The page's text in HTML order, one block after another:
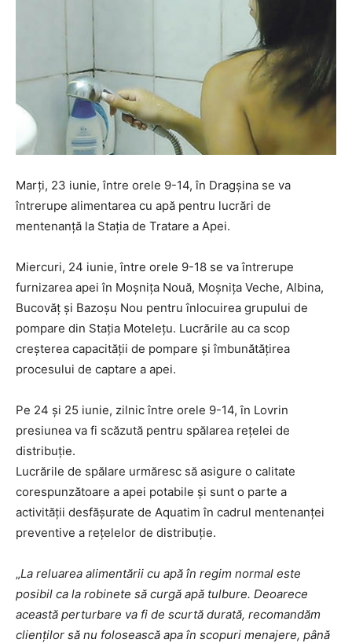
Marți, 23 iunie, între orele 9-14, în Dragșina se va
întrerupe alimentarea cu apă pentru lucrări de
mentenanță la Stația de Tratare a Apei.
Miercuri, 24 iunie, între orele 9-18 se va întrerupe
furnizarea apei în Moșnița Nouă, Moșnița Veche, Albina,
Bucovăț și Bazoșu Nou pentru înlocuirea grupului de
pompare din Stația Motelețu. Lucrările au ca scop
creșterea capacității de pompare și îmbunătățirea
procesului de captare a apei.
Pe 24 și 25 iunie, zilnic între orele 9-14, în Lovrin
presiunea va fi scăzută pentru spălarea rețelei de
distribuție.
Lucrările de spălare urmăresc să asigure o calitate
corespunzătoare a apei potabile și sunt o parte a
activității desfășurate de Aquatim în cadrul mentenanței
preventive a rețelelor de distribuție.
„La reluarea alimentării cu apă în regim normal este
posibil ca la robinete să curgă apă tulbure. Deoarece
această perturbare va fi de scurtă durată, recomandăm
clienților să nu folosească apa în scopuri menajere, până